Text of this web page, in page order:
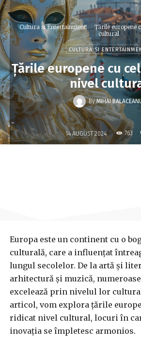
Cultura si Entertainment
Țările europene
cultural
CULTURA SI
Țările europene cu
nivel
By MIHAI
-
14 AUGUST 2024 763
Europa este un continent cu o
culturală, care a influențat
lungul secolelor. De la artă și
arhitectură și muzică,
excelează prin nivelul lor
articol, vom explora țările
ridicat nivel cultural, locuri în
inovația se împletesc armonios.